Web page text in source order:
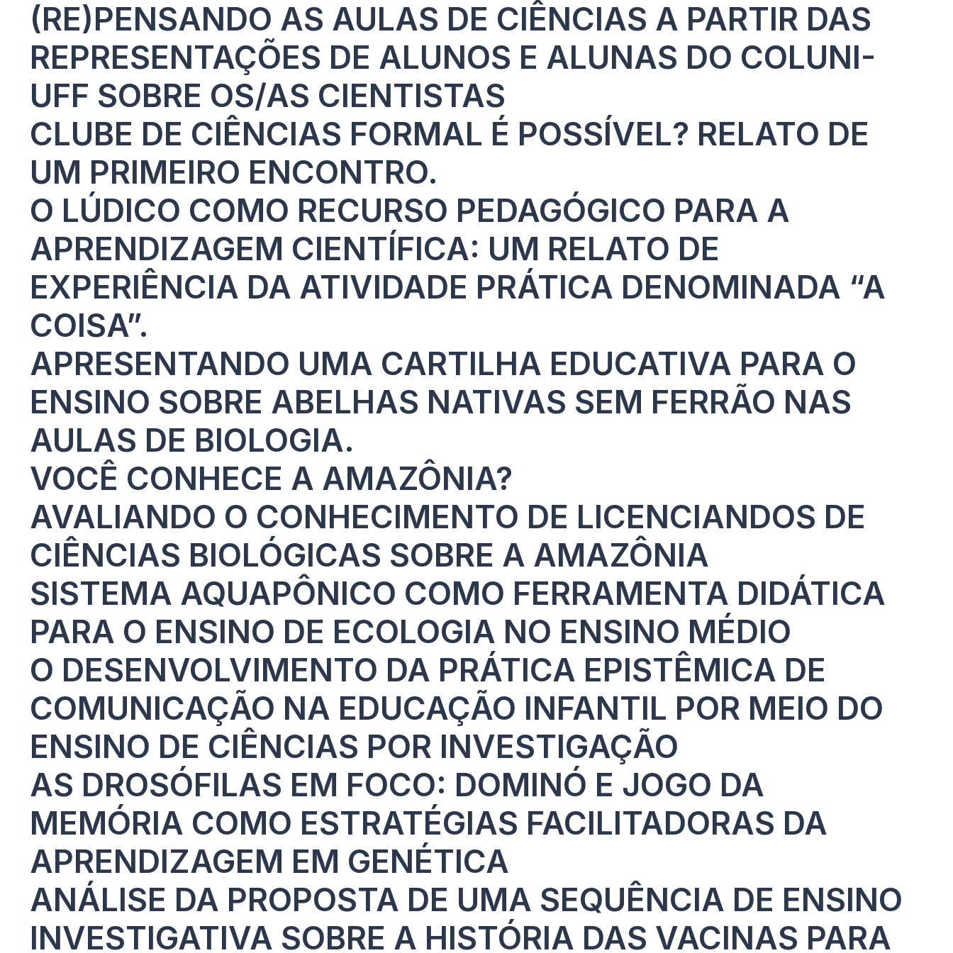
(RE)PENSANDO AS AULAS DE CIÊNCIAS A PARTIR DAS
REPRESENTAÇÕES DE ALUNOS E ALUNAS DO COLUNI-
UFF SOBRE OS/AS CIENTISTAS
CLUBE DE CIÊNCIAS FORMAL É POSSÍVEL? RELATO DE
UM PRIMEIRO ENCONTRO.
O LÚDICO COMO RECURSO PEDAGÓGICO PARA A
APRENDIZAGEM CIENTÍFICA: UM RELATO DE
EXPERIÊNCIA DA ATIVIDADE PRÁTICA DENOMINADA “A
COISA”.
APRESENTANDO UMA CARTILHA EDUCATIVA PARA O
ENSINO SOBRE ABELHAS NATIVAS SEM FERRÃO NAS
AULAS DE BIOLOGIA.
VOCÊ CONHECE A AMAZÔNIA?
AVALIANDO O CONHECIMENTO DE LICENCIANDOS DE
CIÊNCIAS BIOLÓGICAS SOBRE A AMAZÔNIA
SISTEMA AQUAPÔNICO COMO FERRAMENTA DIDÁTICA
PARA O ENSINO DE ECOLOGIA NO ENSINO MÉDIO
O DESENVOLVIMENTO DA PRÁTICA EPISTÊMICA DE
COMUNICAÇÃO NA EDUCAÇÃO INFANTIL POR MEIO DO
ENSINO DE CIÊNCIAS POR INVESTIGAÇÃO
AS DROSÓFILAS EM FOCO: DOMINÓ E JOGO DA
MEMÓRIA COMO ESTRATÉGIAS FACILITADORAS DA
APRENDIZAGEM EM GENÉTICA
ANÁLISE DA PROPOSTA DE UMA SEQUÊNCIA DE ENSINO
INVESTIGATIVA SOBRE A HISTÓRIA DAS VACINAS PARA